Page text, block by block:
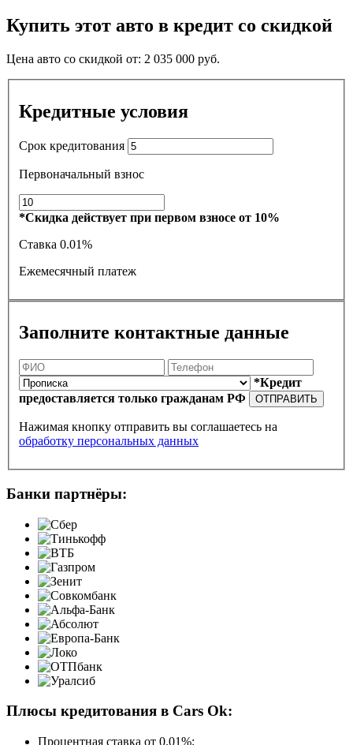
Купить этот авто в кредит со скидкой
Цена авто со скидкой от: 2 035 000 руб.
Кредитные условия
Срок кредитования
Первоначальный взнос
*Скидка действует при первом взносе от 10%
Ставка 0.01%
Ежемесячный платеж
Заполните контактные данные
*Кредит
предоставляется только гражданам РФ
ОТПРАВИТЬ
Нажимая кнопку отправить вы соглашаетесь на
обработку персональных данных
Банки партнёры:
Плюсы кредитования в Cars Ok:
Процентная ставка от 0.01%;